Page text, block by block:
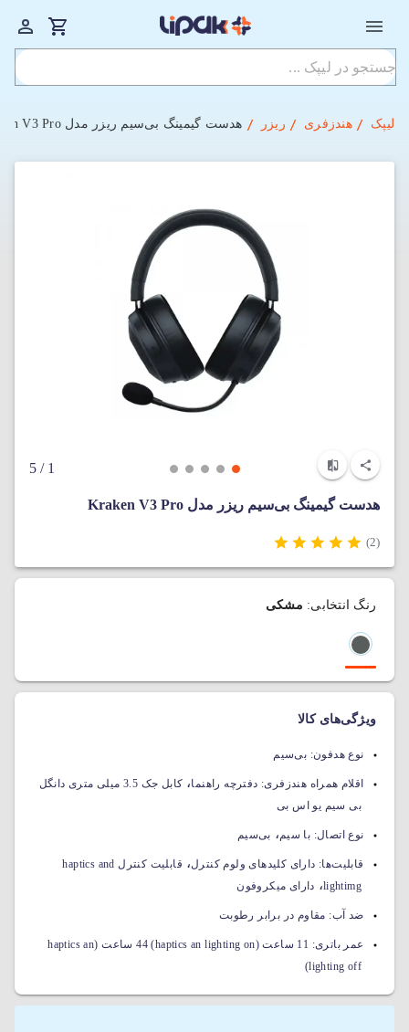
لیپک هندزفری ریزر هدست گیمینگ بی‌سیم ریزر مدل Kraken V3 Pro
1
/ 5
هدست گیمینگ بی‌سیم ریزر مدل Kraken V3 Pro
(2)
رنگ انتخابی: مشکی
ویژگی‌های کالا
نوع هدفون: بی‌سیم
اقلام همراه هندزفری: دفترچه راهنما،
کابل جک 3.5 میلی متری دانگل
بی سیم یو اس بی
نوع اتصال: با سیم، بی‌سیم
قابلیت‌ها: دارای کلیدهای ولوم کنترل،
قابلیت کنترل haptics and
lightimg، دارای میکروفون
ضد آب: مقاوم در برابر رطوبت
عمر باتری:
11 ساعت (haptics an lighting on) 44 ساعت (haptics an
lighting off)